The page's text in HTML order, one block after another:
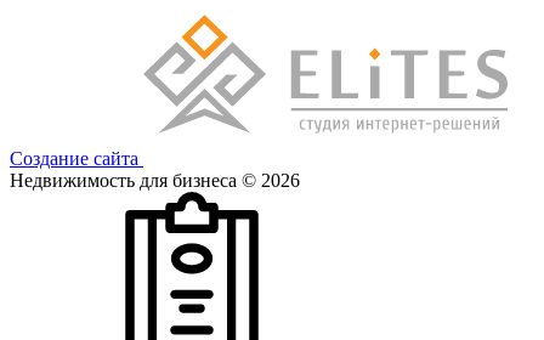
Создание сайта
Недвижимость для бизнеса © 2026